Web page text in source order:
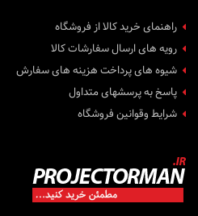
راهنمای خرید کالا از فروشگاه
رویه های ارسال سفارشات کالا
شیوه های پرداخت هزینه های سفارش
پاسخ به پرسشهای متداول
شرایط وقوانین فروشگاه